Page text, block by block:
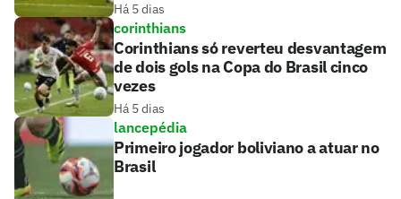
Há 5 dias
corinthians
Corinthians só reverteu desvantagem
de dois gols na Copa do Brasil cinco
vezes
Há 5 dias
lancepédia
Primeiro jogador boliviano a atuar no
Brasil